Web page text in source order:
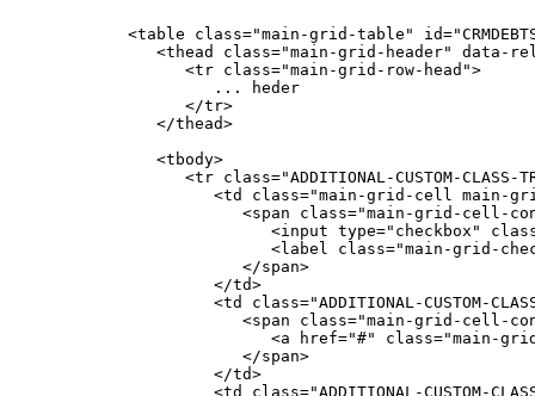
<table class="main-grid-table"
<thead class="main-grid-header" data-
<tr class="main-grid-row-head">
... heder
</tr>
</thead>
<tbody>
<tr class="ADDITIONAL-CUSTOM-
<td class="main-grid-cell main-grid-
<span class="main-grid-cell-
<input type="checkbox" class="main-
<label class="main-grid-checkbox"
</span>
</td>
<td class="ADDITIONAL-CUSTOM-
<span class="main-grid-cell-
<a href="#" class="main-grid-row-
</span>
</td>
<td class="ADDITIONAL-CUSTOM-